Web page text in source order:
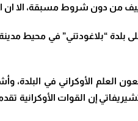
من دون شروط مسبقة، الا ان
بلدة “بلاغودتني” في محيط
العلم الأوكراني في